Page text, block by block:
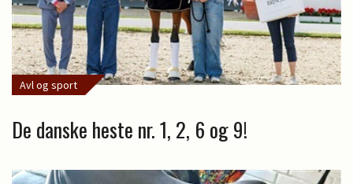
Avl og sport
De danske heste nr. 1, 2, 6 og 9!